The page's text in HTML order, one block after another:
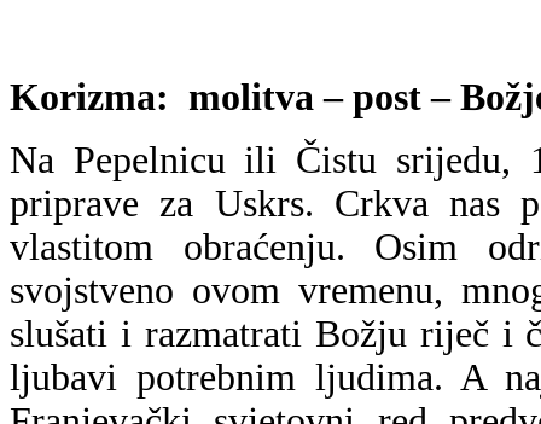
Korizma: molitva – post –
Na Pepelnicu ili Čistu srijedu,
priprave za Uskrs. Crkva nas
vlastitom obraćenju. Osim
svojstveno ovom vremenu,
slušati i razmatrati Božju riječ i
ljubavi potrebnim ljudima. A